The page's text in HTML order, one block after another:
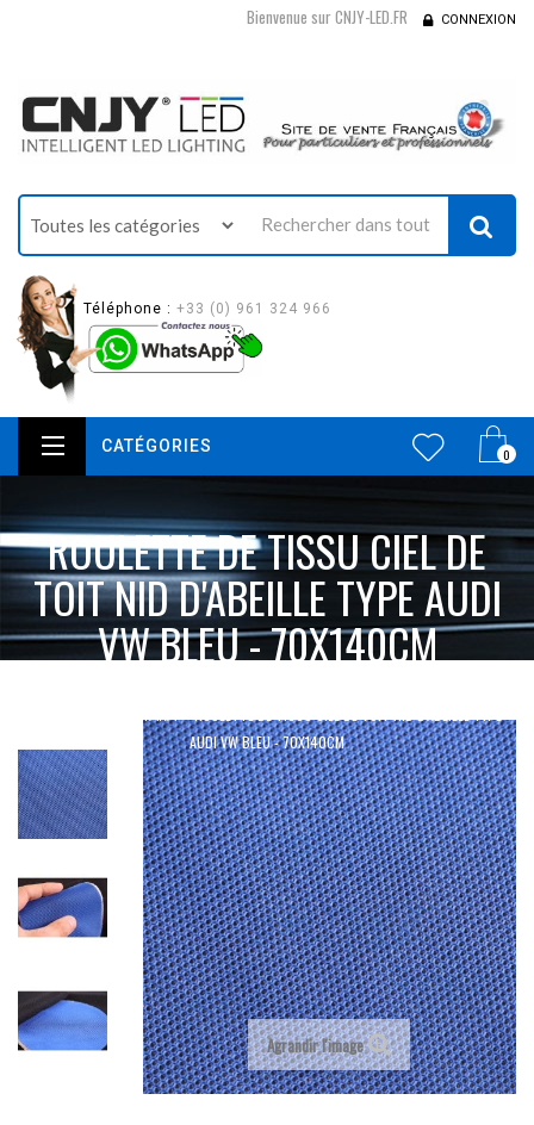
Bienvenue sur CNJY-LED.FR CONNEXION
Téléphone : +33 (0) 961 324 966
0
CATÉGORIES
ROULETTE DE TISSU CIEL DE
TOIT NID D'ABEILLE TYPE AUDI
VW BLEU - 70X140CM
TISSUS & ALCANTARA
AUDI VW BLEU - 70X140CM
Agrandir l'image